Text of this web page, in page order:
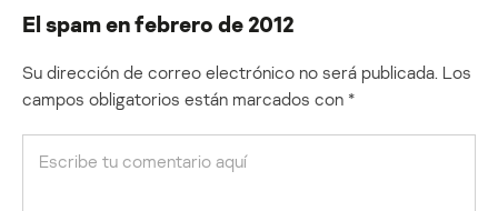
El spam en febrero de 2012
Su dirección de correo electrónico no será publicada. Los
campos obligatorios están marcados con *